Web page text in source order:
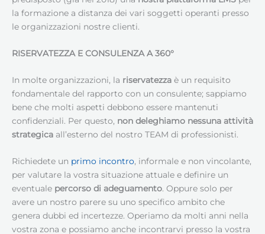
la formazione a distanza dei vari soggetti operanti presso
le organizzazioni nostre clienti.
RISERVATEZZA E CONSULENZA A 360°
In molte organizzazioni, la riservatezza è un requisito
fondamentale del rapporto con un consulente; sappiamo
bene che molti aspetti debbono essere mantenuti
confidenziali. Per questo, non deleghiamo nessuna attività
strategica all’esterno del nostro TEAM di professionisti.
Richiedete un primo incontro, informale e non vincolante,
per valutare la vostra situazione attuale e definire un
eventuale percorso di adeguamento. Oppure solo per
avere un nostro parere su uno specifico ambito che
genera dubbi ed incertezze. Operiamo da molti anni nella
vostra zona e possiamo anche incontrarvi presso la vostra